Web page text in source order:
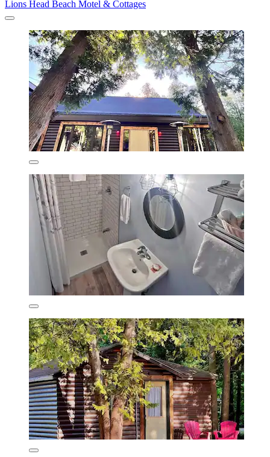
Lions Head Beach Motel & Cottages